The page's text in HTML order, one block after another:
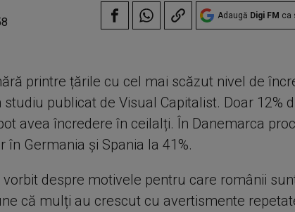
Adaugă Digi FM ca
printre țările cu cel mai scăzut nivel de
publicat de Visual Capitalist. Doar 12%
avea încredere în ceilalți. În Danemarca
în Germania și Spania la 41%.
despre motivele pentru care românii
că mulți au crescut cu avertismente